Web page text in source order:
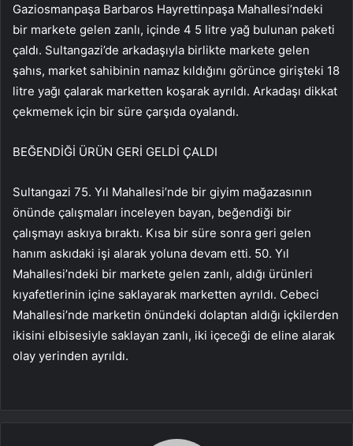
Gaziosmanpaşa Barbaros Hayrettinpaşa Mahallesi’ndeki
bir markete gelen zanlı, içinde 4 5 litre yağ bulunan paketi
çaldı. Sultangazi’de arkadaşıyla birlikte markete gelen
şahıs, market sahibinin namaz kıldığını görünce girişteki 18
litre yağı çalarak marketten koşarak ayrıldı. Arkadaşı dikkat
çekmemek için bir süre çarşıda oyalandı.
BEĞENDİĞİ ÜRÜN GERİ GELDİ ÇALDI
Sultangazi 75. Yıl Mahallesi’nde bir giyim mağazasının
önünde çalışmaları inceleyen bayan, beğendiği bir
çalışmayı askıya bıraktı. Kısa bir süre sonra geri gelen
hanım askıdaki işi alarak yoluna devam etti. 50. Yıl
Mahallesi’ndeki bir markete gelen zanlı, aldığı ürünleri
kıyafetlerinin içine saklayarak marketten ayrıldı. Cebeci
Mahallesi’nde marketin önündeki dolaptan aldığı içkilerden
ikisini elbisesiyle saklayan zanlı, iki içeceği de eline alarak
olay yerinden ayrıldı.